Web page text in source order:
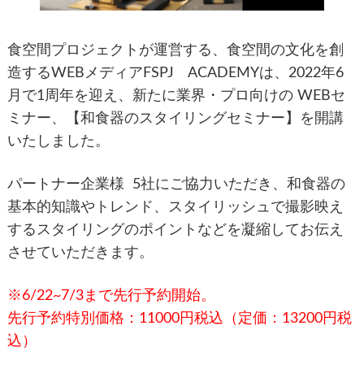
食空間プロジェクトが運営する、食空間の文化を創
造するWEBメディアFSPJ ACADEMYは、2022年6
月で1周年を迎え、新たに業界・プロ向けの WEBセ
ミナー、【和食器のスタイリングセミナー】を開講
いたしました。
パートナー企業様 5社にご協力いただき、和食器の
基本的知識やトレンド、スタイリッシュで撮影映え
するスタイリングのポイントなどを凝縮してお伝え
させていただきます。
※6/22~7/3まで先行予約開始。
先行予約特別価格：11000円税込（定価：13200円税
込）